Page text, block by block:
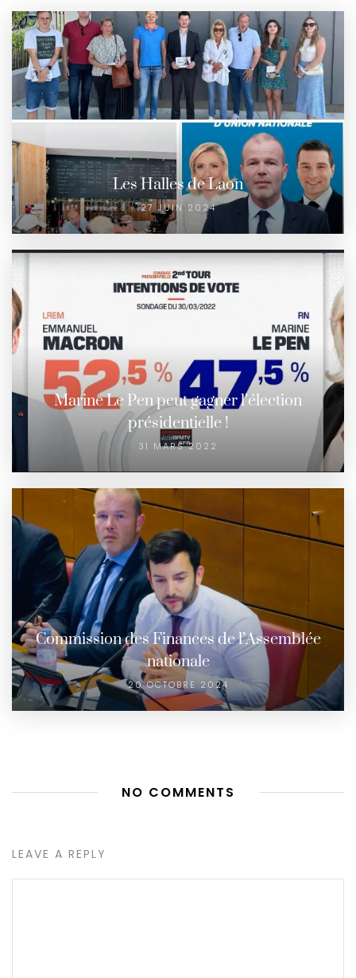
Les Halles de Laon
27 JUIN 2024
Marine Le Pen peut gagner l’élection
présidentielle !
31 MARS 2022
Commission des Finances de l’Assemblée
nationale
20 OCTOBRE 2024
NO COMMENTS
LEAVE A REPLY